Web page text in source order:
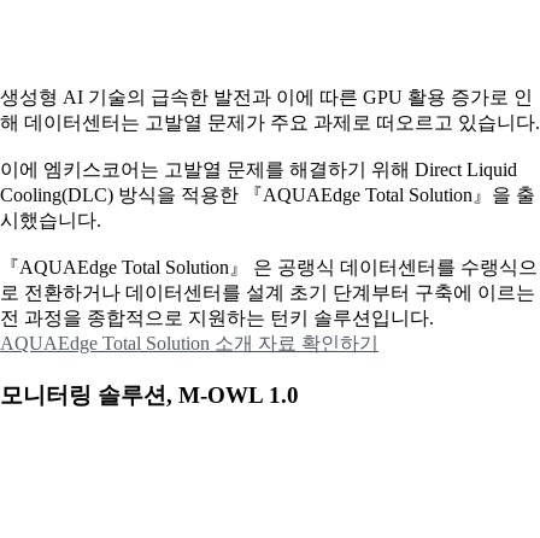
생성형 AI 기술의 급속한 발전과 이에 따른 GPU 활용 증가로 인
해 데이터센터는 고발열 문제가 주요 과제로 떠오르고 있습니다.
이에 엠키스코어는 고발열 문제를 해결하기 위해 Direct Liquid
Cooling(DLC) 방식을 적용한 『AQUAEdge Total Solution』을 출
시했습니다.
『AQUAEdge Total Solution』 은 공랭식 데이터센터를 수랭식으
로 전환하거나 데이터센터를 설계 초기 단계부터 구축에 이르는
전 과정을 종합적으로 지원하는 턴키 솔루션입니다.
AQUAEdge Total Solution 소개 자료 확인하기
모니터링 솔루션, M-OWL 1.0